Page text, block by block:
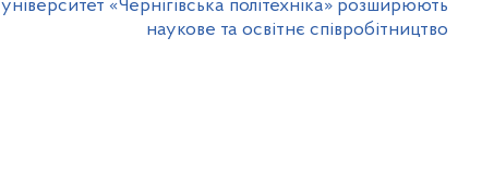
університет «Чернігівська політехніка» розширюють
наукове та освітнє співробітництво